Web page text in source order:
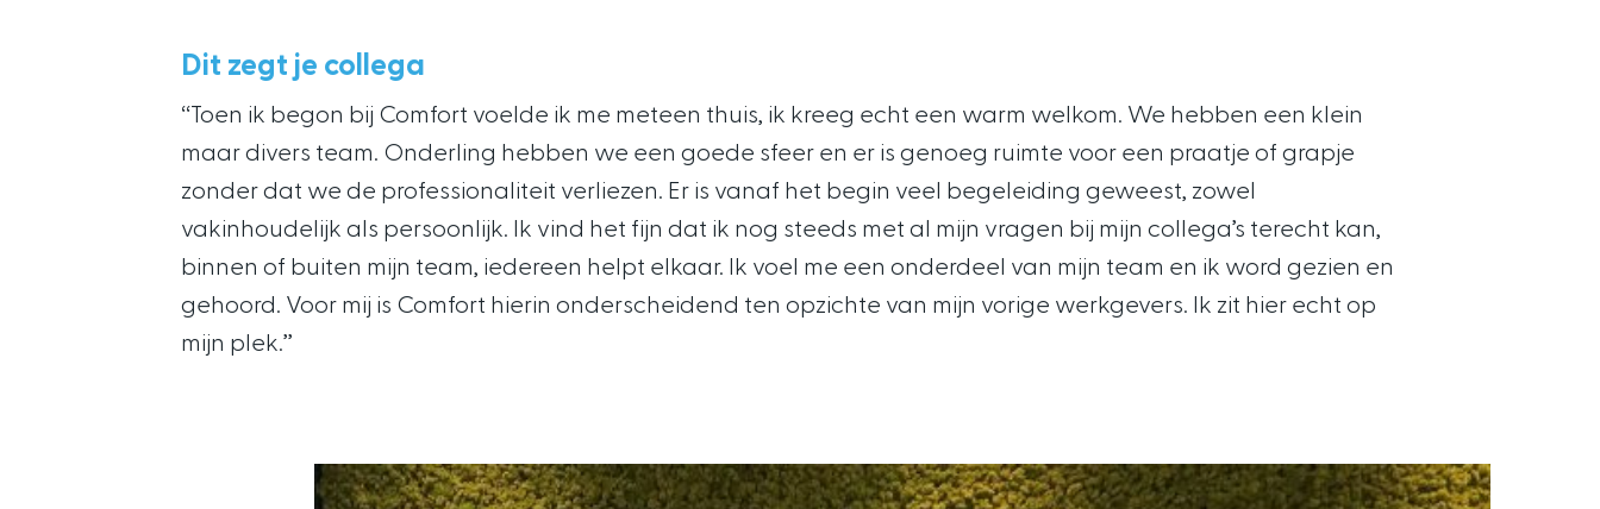
Dit zegt je collega
‘‘Toen ik begon bij Comfort voelde ik me meteen thuis, ik kreeg echt een warm welkom. We hebben een klein
maar divers team. Onderling hebben we een goede sfeer en er is genoeg ruimte voor een praatje of grapje
zonder dat we de professionaliteit verliezen. Er is vanaf het begin veel begeleiding geweest, zowel
vakinhoudelijk als persoonlijk. Ik vind het fijn dat ik nog steeds met al mijn vragen bij mijn collega’s terecht kan,
binnen of buiten mijn team, iedereen helpt elkaar. Ik voel me een onderdeel van mijn team en ik word gezien en
gehoord. Voor mij is Comfort hierin onderscheidend ten opzichte van mijn vorige werkgevers. Ik zit hier echt op
mijn plek.’’